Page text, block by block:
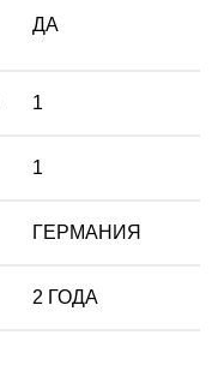
ДА
1
1
ГЕРМАНИЯ
2 ГОДА